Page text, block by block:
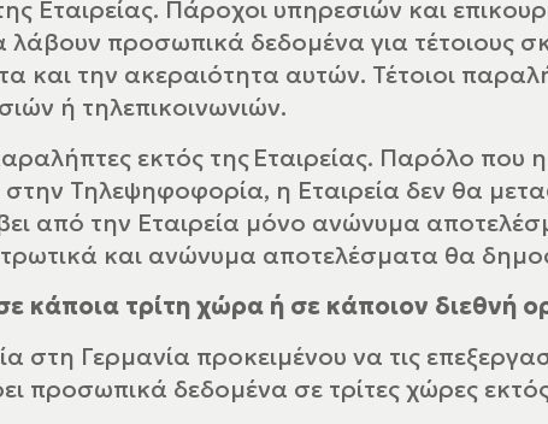
Εταιρείας. Πάροχοι υπηρεσιών και
λάβουν προσωπικά δεδομένα για τέτοιους
και την ακεραιότητα αυτών. Τέτοιοι
ή τηλεπικοινωνιών.
εκτός της Εταιρείας. Παρόλο που η
Τηλεψηφοφορία, η Εταιρεία δεν θα
από την Εταιρεία μόνο ανώνυμα
και ανώνυμα αποτελέσματα θα
κάποια τρίτη χώρα ή σε κάποιον διεθνή
Γερμανία προκειμένου να τις
προσωπικά δεδομένα σε τρίτες χώρες